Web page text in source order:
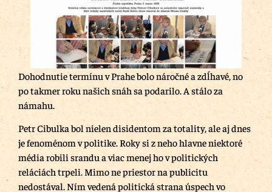
Dohodnutie termínu v Prahe bolo náročné a zdĺhavé, no
po takmer roku našich snáh sa podarilo. A stálo za
námahu.
Petr Cibulka bol nielen disidentom za totality, ale aj dnes
je fenoménom v politike. Roky si z neho hlavne niektoré
média robili srandu a viac menej ho v politických
reláciách trpeli. Mimo ne priestor na publicitu
nedostával. Ním vedená politická strana úspech vo